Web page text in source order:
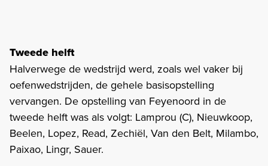
Tweede helft
Halverwege de wedstrijd werd, zoals wel vaker bij
oefenwedstrijden, de gehele basisopstelling
vervangen. De opstelling van Feyenoord in de
tweede helft was als volgt: Lamprou (C), Nieuwkoop,
Beelen, Lopez, Read, Zechiël, Van den Belt, Milambo,
Paixao, Lingr, Sauer.